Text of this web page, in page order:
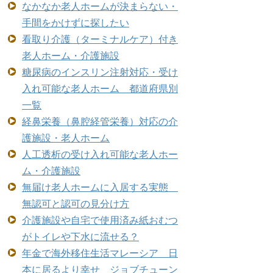
なかなか老人ホームが決まらない・
手間をかけずに探したい
看取り介護（ターミナルケア）付き
老人ホーム・介護施設
糖尿病のインスリン注射対応・受け
入れ可能な老人ホーム 都道府県別
一覧
経鼻栄養（鼻腔経管栄養）対応の介
護施設・老人ホーム
人工透析の受け入れ可能な老人ホー
ム・介護施設
無届け老人ホームに入居する実態
無認可と認可の見分け方
介護施設や自宅で使用済み紙おむつ
がトイレや下水に流せる？
年金で海外移住生活マレーシア 日
本に居るより幸せ ジョブチューン